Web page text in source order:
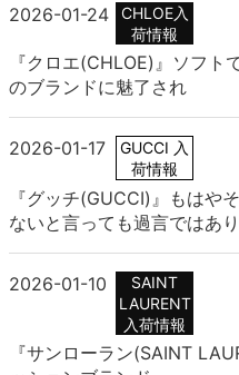
2026-01-24
CHLOE入
荷情報
『クロエ(CHLOE)』ソフト
のブランドに魅了され
2026-01-17
GUCCI 入
荷情報
『グッチ(GUCCI)』もはや
ないと言っても過言ではあ
2026-01-10
SAINT
LAURENT
入荷情報
『サンローラン(SAINT